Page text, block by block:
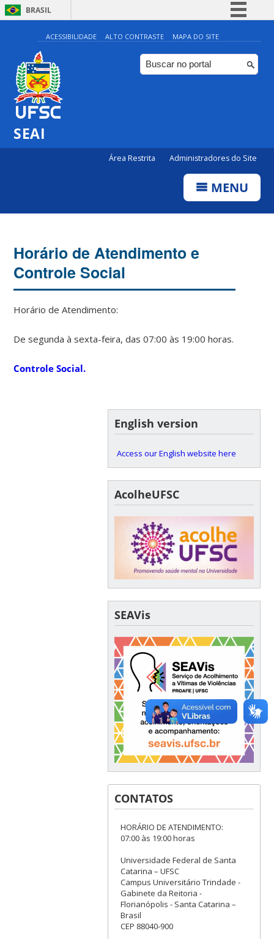
BRASIL
Simplifique!
Comunica BR
Participe
ACESSIBILIDADE ALTO CONTRASTE MAPA DO SITE
SEAI
Área Restrita Administradores do Site
MENU
Horário de Atendimento e
Controle Social
Horário de Atendimento:
De segunda à sexta-feira, das 07:00 às 19:00 horas.
Controle Social.
English version
Access our English website here
AcolheUFSC
SEAVis
CONTATOS
HORÁRIO DE ATENDIMENTO:
07:00 às 19:00 horas
Universidade Federal de Santa
Catarina – UFSC
Campus Universitário Trindade -
Gabinete da Reitoria -
Florianópolis - Santa Catarina –
Brasil
CEP 88040-900